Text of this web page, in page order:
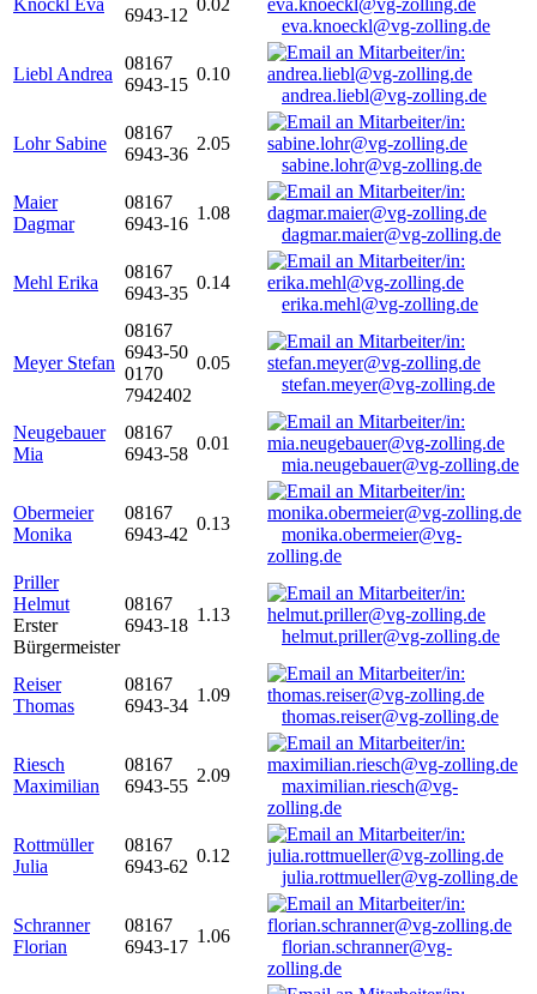
Knöckl Eva
6943-12
0.02
eva.knoeckl@vg-zolling.de
Liebl Andrea
08167
6943-15
0.10
andrea.liebl@vg-zolling.de
Lohr Sabine
08167
6943-36
2.05
sabine.lohr@vg-zolling.de
Maier
Dagmar
08167
6943-16
1.08
dagmar.maier@vg-zolling.de
Mehl Erika
08167
6943-35
0.14
erika.mehl@vg-zolling.de
Meyer Stefan
08167
6943-50
0170
7942402
0.05
stefan.meyer@vg-zolling.de
Neugebauer
Mia
08167
6943-58
0.01
mia.neugebauer@vg-zolling.de
Obermeier
Monika
08167
6943-42
0.13
monika.obermeier@vg-
zolling.de
Priller
Helmut
Erster
Bürgermeister
08167
6943-18
1.13
helmut.priller@vg-zolling.de
Reiser
Thomas
08167
6943-34
1.09
thomas.reiser@vg-zolling.de
Riesch
Maximilian
08167
6943-55
2.09
maximilian.riesch@vg-
zolling.de
Rottmüller
Julia
08167
6943-62
0.12
julia.rottmueller@vg-zolling.de
Schranner
Florian
08167
6943-17
1.06
florian.schranner@vg-
zolling.de